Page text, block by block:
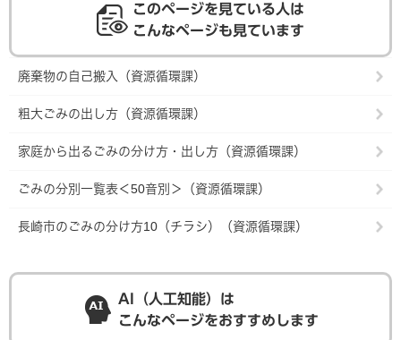
このページを見ている人は
こんなページも見ています
廃棄物の自己搬入（資源循環課）
粗大ごみの出し方（資源循環課）
家庭から出るごみの分け方・出し方（資源循環課）
ごみの分別一覧表＜50音別＞（資源循環課）
長崎市のごみの分け方10（チラシ）（資源循環課）
AI（人工知能）は
こんなページをおすすめします